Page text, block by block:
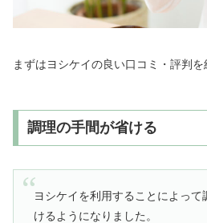
まずはヨシケイの良い口コミ・評判を
調理の手間が省ける
ヨシケイを利用することによっ
けるようになりました。